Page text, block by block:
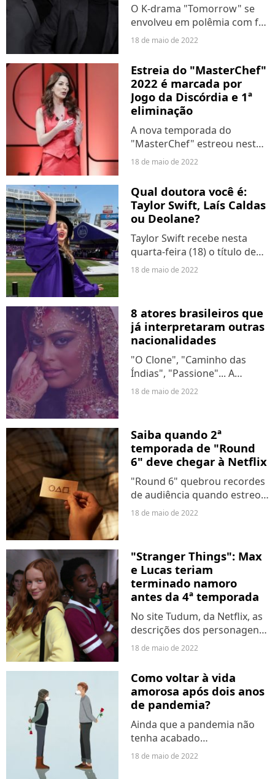
O K-drama "Tomorrow" se
envolveu em polêmia com fãs
do BTS após usar nomes e
integrantes em cena. O
problema foi que as
identidades estavam em uma
lista de...
18 de maio de 2022
Estreia do "MasterChef"
2022 é marcada por
Jogo da Discórdia e 1ª
eliminação
A nova temporada do
"MasterChef" estreou nesta
última terça-feira (17) na tela
já se deparam com muitas
dinâmicas surpreendentes,
como a Caixa Misteriosa...
18 de maio de 2022
Qual doutora você é:
Taylor Swift, Laís Caldas
ou Deolane?
Taylor Swift recebe nesta
quarta-feira (18) o título de
Doutora em Belas Artes pela
surtando com esse momento
tão especial, ao ver...
18 de maio de 2022
8 atores brasileiros que
já interpretaram outras
nacionalidades
"O Clone", "Caminho das
Índias", "Passione"... A
cultura estrangeira é muito
positivo, mas, em outros
momentos, vemos que as
produções...
18 de maio de 2022
Saiba quando 2ª
temporada de "Round
6" deve chegar à Netflix
"Round 6" quebrou recordes
de audiência quando estreou
na Netflix. Então, faz sentido
destino de Seong Gi-hun (Lee
Jung-jae) e como...
18 de maio de 2022
"Stranger Things": Max
e Lucas teriam
terminado namoro
antes da 4ª temporada
No site Tudum, da Netflix, as
descrições dos personagens
revelaram que Max e Lucas
o final da terceira temporada
de "Stranger Things". Outro
casal que levantou...
18 de maio de 2022
Como voltar à vida
amorosa após dois anos
de pandemia?
Ainda que a pandemia não
tenha acabado
completamente, fato é que
18 de maio de 2022